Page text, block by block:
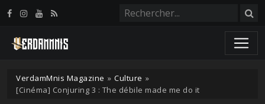
VerdamMnis Magazine » Culture »
[Cinéma] Conjuring 3 : The débile made me do it
Panneau de gestion des cookies